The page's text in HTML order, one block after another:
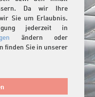
Da wir Ihre
Sie um Erlaubnis.
jederzeit in
ändern oder
finden Sie in unserer